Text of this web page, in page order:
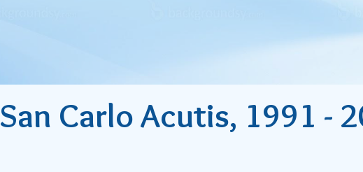
San Carlo Acutis, 1991 -